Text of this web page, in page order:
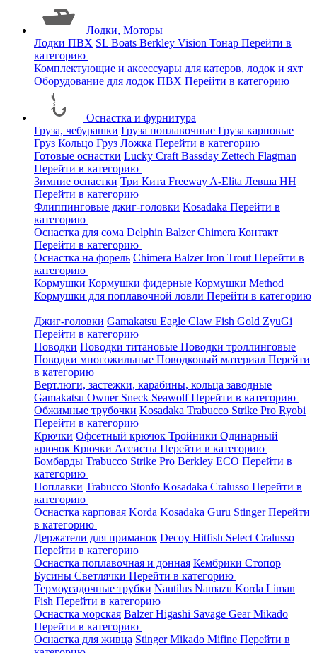
Лодки, Моторы
Лодки ПВХ SL Boats Berkley Vision Тонар Перейти в
категорию
Комплектующие и аксессуары для катеров, лодок и яхт
Оборудование для лодок ПВХ Перейти в категорию
Оснастка и фурнитура
Груза, чебурашки Груза поплавочные Груза карповые
Груз Кольцо Груз Ложка Перейти в категорию
Готовые оснастки Lucky Craft Bassday Zettech Flagman
Перейти в категорию
Зимние оснастки Три Кита Freeway A-Elita Левша НН
Перейти в категорию
Флиппинговые джиг-головки Kosadaka Перейти в
категорию
Оснастка для сома Delphin BalzerChimera Контакт
Перейти в категорию
Оснастка на форель Chimera BalzerIron Trout Перейти в
категорию
Кормушки Кормушки фидерные Кормушки Method
Кормушки для поплавочной ловли Перейти в категорию
Джиг-головки Gamakatsu Eagle Claw Fish Gold ZyuGi
Перейти в категорию
Поводки Поводки титановые Поводки троллинговые
Поводки многожильные Поводковый материал Перейти
в категорию
Вертлюги, застежки, карабины, кольца заводные
Gamakatsu Owner Sneck SeawolfПерейти в категорию
Обжимные трубочки Kosadaka Trabucco Strike Pro Ryobi
Перейти в категорию
Крючки Офсетный крючок Тройники Одинарный
крючок Крючки Ассисты Перейти в категорию
Бомбарды Trabucco Strike Pro Berkley ECO Перейти в
категорию
Поплавки Trabucco Stonfo Kosadaka Cralusso Перейти в
категорию
Оснастка карповая Korda Kosadaka Guru StingerПерейти
в категорию
Держатели для приманок Decoy Hitfish Select Cralusso
Перейти в категорию
Оснастка поплавочная и донная Кембрики Стопор
Бусины Светлячки Перейти в категорию
Термоусадочные трубки Nautilus Namazu Korda Liman
Fish Перейти в категорию
Оснастка морская BalzerHigashi Savage GearMikado
Перейти в категорию
Оснастка для живца StingerMikado Mifine Перейти в